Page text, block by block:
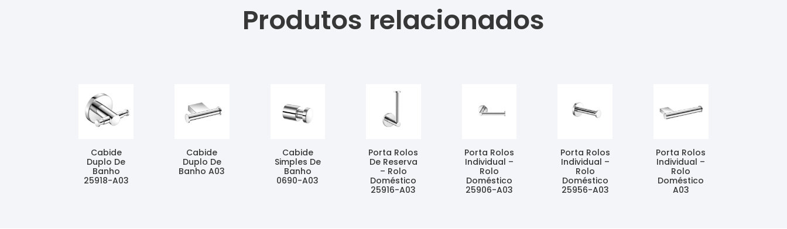
Produtos relacionados
Cabide
Duplo De
Banho
25918-A03
Cabide
Duplo De
Banho A03
Cabide
Simples De
Banho
0690-A03
Porta Rolos
De Reserva
– Rolo
Doméstico
25916-A03
Porta Rolos
Individual –
Rolo
Doméstico
25906-A03
Porta Rolos
Individual –
Rolo
Doméstico
25956-A03
Porta Rolos
Individual –
Rolo
Doméstico
A03